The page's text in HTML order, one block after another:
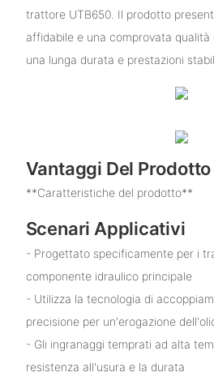
trattore UTB650. Il prodotto
affidabile e una comprovata
una lunga durata e prestazioni
Vantaggi Del Prodotto
**Caratteristiche del prodotto**
Scenari Applicativi
- Progettato specificamente per i
componente idraulico principale
- Utilizza la tecnologia di
precisione per un'erogazione
- Gli ingranaggi temprati ad alta
resistenza all'usura e la durata